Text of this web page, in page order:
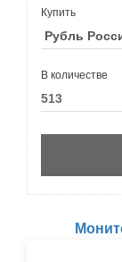
Купить
В количестве